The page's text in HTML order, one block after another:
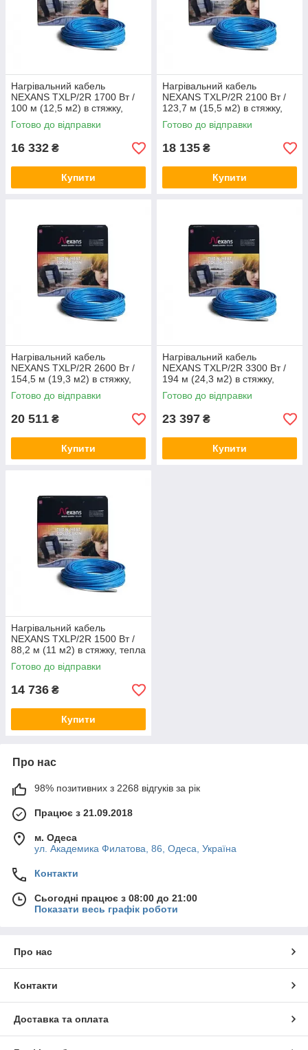
Нагрівальний кабель
NEXANS TXLP/2R 1700 Вт /
100 м (12,5 м2) в стяжку,
тепла підлога електричний
Нексанс
Готово до відправки
16 332 ₴
Купити
Нагрівальний кабель
NEXANS TXLP/2R 2100 Вт /
123,7 м (15,5 м2) в стяжку,
тепла підлога електричний
Нексанс
Готово до відправки
18 135 ₴
Купити
Нагрівальний кабель
NEXANS TXLP/2R 2600 Вт /
154,5 м (19,3 м2) в стяжку,
тепла підлога електричний
Нексанс
Готово до відправки
20 511 ₴
Купити
Нагрівальний кабель
NEXANS TXLP/2R 3300 Вт /
194 м (24,3 м2) в стяжку,
тепла підлога електричний
Нексанс
Готово до відправки
23 397 ₴
Купити
Нагрівальний кабель
NEXANS TXLP/2R 1500 Вт /
88,2 м (11 м2) в стяжку, тепла
підлога електричний Нексанс
Готово до відправки
14 736 ₴
Купити
Про нас
98% позитивних з 2268 відгуків за рік
Працює з 21.09.2018
м. Одеса
ул. Академика Филатова, 86, Одеса, Україна
Контакти
Сьогодні працює з 08:00 до 21:00
Показати весь графік роботи
Про нас
Контакти
Доставка та оплата